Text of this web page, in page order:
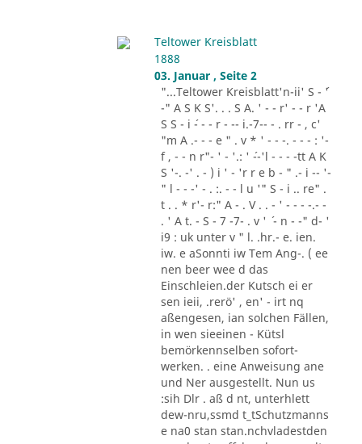
Teltower Kreisblatt
1888
03. Januar , Seite 2
"...Teltower Kreisblatt'n-ii' S - ´'
-" A S K S'. . . S A. ' - - r' - - r 'A
S S - i ´- - - r - -- i.-7-- - . rr - , c'
"m A .- - - e " . v * ' - - -. - - - : '-
f , - - n r"- ' - '.: ' ´--'l - - - -tt A K
S '-. -' . - ) i ' - 'r r e b - " .- i -- '-
" l - - -' - . :. - - l u '" S - i .. re" .
t . . * r'- r:" A - . V . . - ' - - - -.- -
. ' A t. - S - 7 -7- . v ' ´ - n - -" d- '
i9 : uk unter v " l. .hr.- e. ien.
iw. e aSonnti iw Tem Ang-. ( ee
nen beer wee d das
Einschleien.der Kutsch ei er
sen ieii, .rerö' , en' - irt nq
aßengesen, ian solchen Fällen,
in wen sieeinen - Kütsl
bemörkennselben sofort-
werken. . eine Anweisung ane
und Ner ausgestellt. Nun us
:sih Dlr . aß d nt, unterhlett
dew-nru,ssmd t_tSchutzmanns
e na0 stan stan.nchvladestden